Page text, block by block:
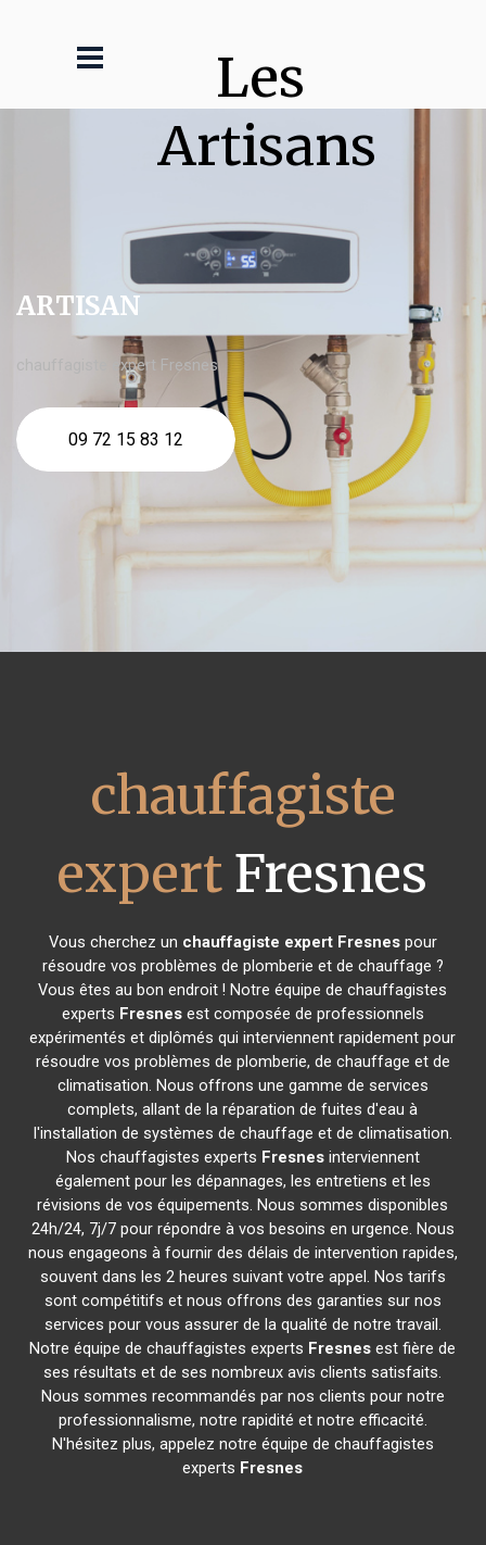
Les
Artisans
ARTISAN
chauffagiste expert Fresnes
09 72 15 83 12
chauffagiste
expert Fresnes
Vous cherchez un chauffagiste expert Fresnespour
résoudre vos problèmes de plomberie et de chauffage ?
Vous êtes au bon endroit ! Notre équipe de chauffagistes
experts Fresnesest composée de professionnels
expérimentés et diplômés qui interviennent rapidement pour
résoudre vos problèmes de plomberie, de chauffage et de
climatisation. Nous offrons une gamme de services
complets, allant de la réparation de fuites d'eau à
l'installation de systèmes de chauffage et de climatisation.
Nos chauffagistes experts Fresnesinterviennent
également pour les dépannages, les entretiens et les
révisions de vos équipements. Nous sommes disponibles
24h/24, 7j/7 pour répondre à vos besoins en urgence. Nous
nous engageons à fournir des délais de intervention rapides,
souvent dans les 2 heures suivant votre appel. Nos tarifs
sont compétitifs et nous offrons des garanties sur nos
services pour vous assurer de la qualité de notre travail.
Notre équipe de chauffagistes experts Fresnes est fière de
ses résultats et de ses nombreux avis clients satisfaits.
Nous sommes recommandés par nos clients pour notre
professionnalisme, notre rapidité et notre efficacité.
N'hésitez plus, appelez notre équipe de chauffagistes
experts Fresnes